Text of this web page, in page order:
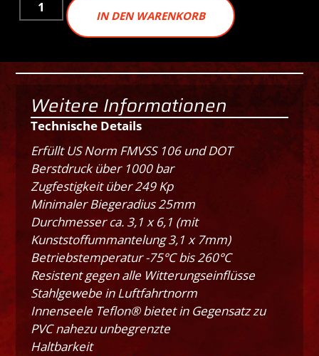
IN DEN WARENKORB
Weitere Informationen
Technische Details
Erfüllt US Norm FMVSS 106 und DOT
Berstdruck über 1000 bar
Zugfestigkeit über 249 Kp
Minimaler Biegeradius 25mm
Durchmesser ca. 3,1 x 6,1 (mit
Kunststoffummantelung 3,1 x 7mm)
Betriebstemperatur -75°C bis 260°C
Resistent gegen alle Witterungseinflüsse
Stahlgewebe in Luftfahrtnorm
Innenseele Teflon® bietet in Gegensatz zu
PVC nahezu unbegrenzte
Haltbarkeit